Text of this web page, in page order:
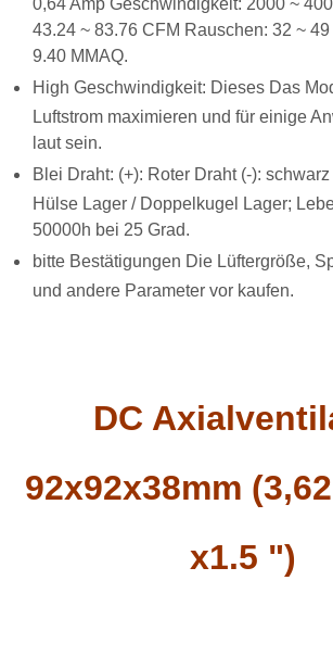
0,64 Amp Geschwindigkeit: 2000 ~
43.24 ~ 83.76 CFM Rauschen: 32 ~
9.40 MMAQ.
High Geschwindigkeit: Dieses Das
Luftstrom maximieren und für einige
laut sein.
Blei Draht: (+): Roter Draht (-):
Hülse Lager / Doppelkugel Lager;
50000h bei 25 Grad.
bitte Bestätigungen Die Lüftergröße,
und andere Parameter vor kaufen.
DC
92x92x38mm
x1.5 ")